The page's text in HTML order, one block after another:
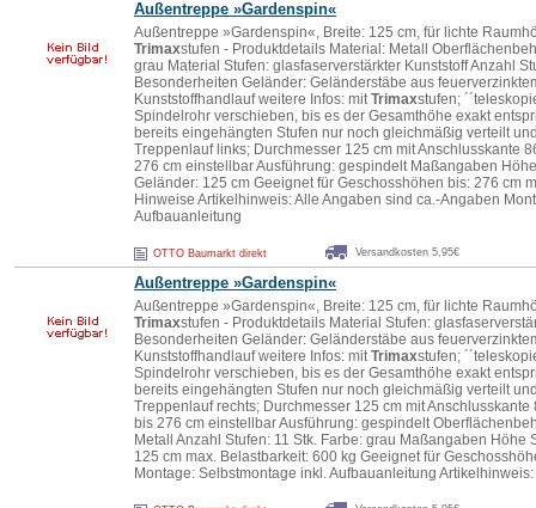
Außentreppe »Gardenspin«
Außentreppe »Gardenspin«, Breite: 125 cm, für lichte
Trimaxstufen - Produktdetails Material: Metall
grau Material Stufen: glasfaserverstärkter Kunststoff Anzahl
Besonderheiten Geländer: Geländerstäbe aus
Kunststoffhandlauf weitere Infos: mitTrimaxstufen;
Spindelrohr verschieben, bis es der Gesamthöhe exakt
bereits eingehängten Stufen nur noch gleichmäßig verteilt
Treppenlauf links; Durchmesser 125 cm mit Anschlusskante
276 cm einstellbar Ausführung: gespindelt Maßangaben
Geländer: 125 cm Geeignet für Geschosshöhen bis: 276 cm
Hinweise Artikelhinweis: Alle Angaben sind ca.-Angaben
Aufbauanleitung
OTTO Baumarkt direkt Versandkosten 5,95€
Außentreppe »Gardenspin«
Außentreppe »Gardenspin«, Breite: 125 cm, für lichte
Trimaxstufen - Produktdetails Material Stufen:
Besonderheiten Geländer: Geländerstäbe aus
Kunststoffhandlauf weitere Infos: mitTrimaxstufen;
Spindelrohr verschieben, bis es der Gesamthöhe exakt
bereits eingehängten Stufen nur noch gleichmäßig verteilt
Treppenlauf rechts; Durchmesser 125 cm mit
bis 276 cm einstellbar Ausführung: gespindelt
Metall Anzahl Stufen: 11 Stk. Farbe: grau Maßangaben Höhe
125 cm max. Belastbarkeit: 600 kg Geeignet für
Montage: Selbstmontage inkl. Aufbauanleitung